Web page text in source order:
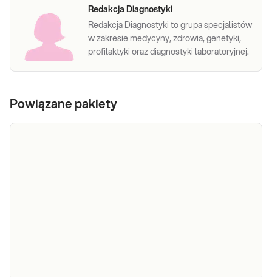
Redakcja Diagnostyki
Redakcja Diagnostyki to grupa specjalistów
w zakresie medycyny, zdrowia, genetyki,
profilaktyki oraz diagnostyki laboratoryjnej.
Powiązane pakiety